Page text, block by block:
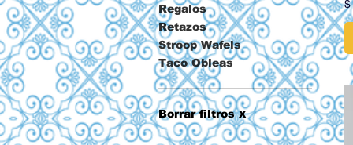
Regalos
Retazos
Stroop Wafels
Taco Obleas
Borrar filtros X
$